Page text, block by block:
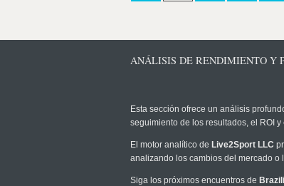
ANÁLISIS DE RENDIMIENTO Y
Esta sección ofrece un análisis
seguimiento de los resultados, el ROI
El motor analítico de Live2Sport LLC
analizando los cambios del mercado o
Siga los próximos encuentros de